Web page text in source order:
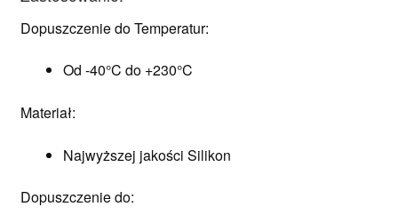
Dopuszczenie do Temperatur:
Od -40°C do +230°C
Materiał:
Najwyższej jakości Silikon
Dopuszczenie do: